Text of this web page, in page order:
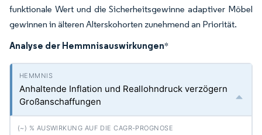
funktionale Wert und die Sicherheitsgewinne adaptiver Möbel
gewinnen in älteren Alterskohorten zunehmend an Priorität.
Analyse der Hemmnisauswirkungen*
Anhaltende Inflation und Reallohndruck verzögern
Großanschaffungen